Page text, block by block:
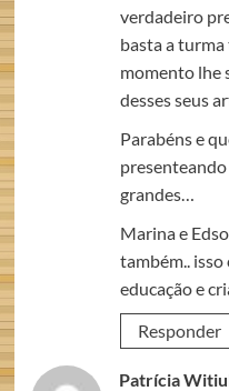
verdadeiro
basta a
momento lhe
desses seus
Parabéns e
grandes…
Marina e
também..
educação e
Responder
Patrícia